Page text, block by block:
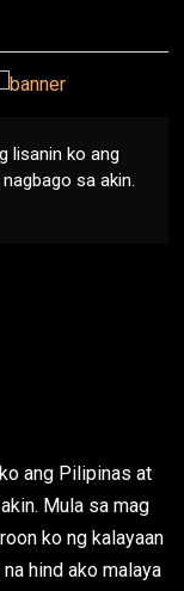
lisanin ko ang
sa akin.
ang Pilipinas at
Mula sa mag
ko ng kalayaan
hind ako malaya